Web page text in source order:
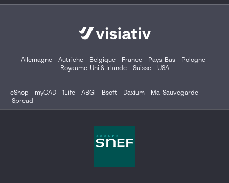
Allemagne– Autriche– Belgique – France– Pays-Bas– Pologne–
Royaume-Uni & Irlande– Suisse– USA
eShop – myCAD – 1Life – ABGi – Bsoft – Daxium – Ma-Sauvegarde –
Spread